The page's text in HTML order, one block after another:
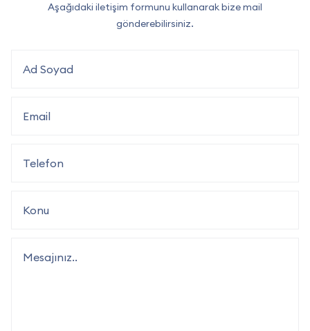
Aşağıdaki iletişim formunu kullanarak bize mail
gönderebilirsiniz.